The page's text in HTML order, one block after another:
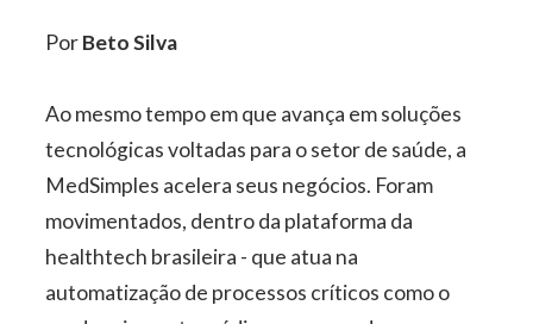
PorBeto Silva
Ao mesmo tempo em que avança em soluções
tecnológicas voltadas para o setor de saúde, a
MedSimples acelera seus negócios. Foram
movimentados, dentro da plataforma da
healthtech brasileira - que atua na
automatização de processos críticos como o